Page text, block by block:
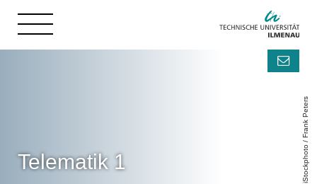
iStockphoto / Frank Peters
Telematik 1